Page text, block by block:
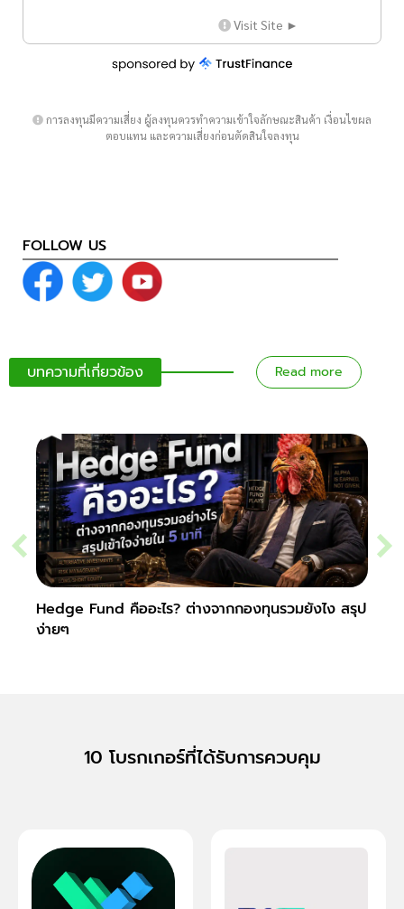
Visit Site ►
การลงทุนมีความเสี่ยง ผู้ลงทุนควรทำความเข้าใจลักษณะสินค้า เงื่อนไขผล
ตอบแทน และความเสี่ยงก่อนตัดสินใจลงทุน
FOLLOW US
บทความที่เกี่ยวข้อง Read more
Hedge Fund คืออะไร? ต่างจากกองทุนรวมยังไง สรุป
ง่ายๆ
10 โบรกเกอร์ที่ได้รับการควบคุม